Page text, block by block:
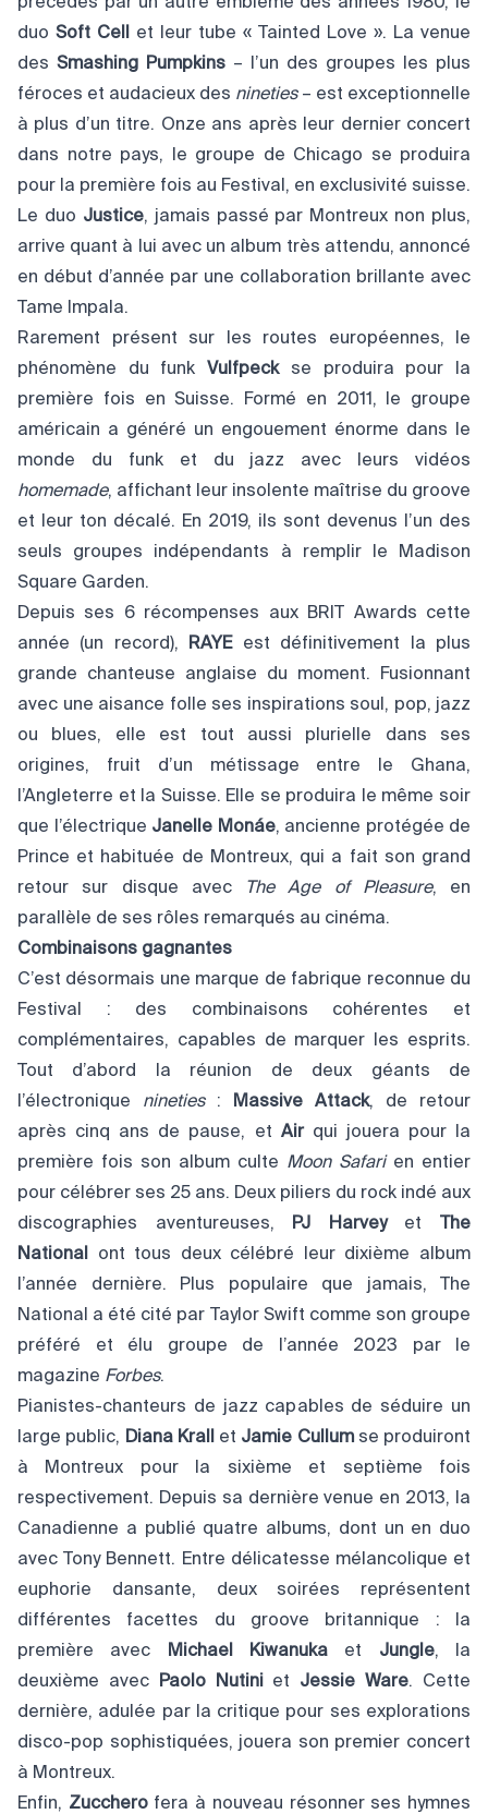
duo Soft Cell et leur tube « Tainted Love ». La venue
des Smashing Pumpkins – l’un des groupes les plus
féroces et audacieux des nineties – est exceptionnelle
à plus d’un titre. Onze ans après leur dernier concert
dans notre pays, le groupe de Chicago se produira
pour la première fois au Festival, en exclusivité suisse.
Le duo Justice, jamais passé par Montreux non plus,
arrive quant à lui avec un album très attendu, annoncé
en début d’année par une collaboration brillante avec
Tame Impala.
Rarement présent sur les routes européennes, le
phénomène du funk Vulfpeck se produira pour la
première fois en Suisse. Formé en 2011, le groupe
américain a généré un engouement énorme dans le
monde du funk et du jazz avec leurs vidéos
homemade, affichant leur insolente maîtrise du groove
et leur ton décalé. En 2019, ils sont devenus l’un des
seuls groupes indépendants à remplir le Madison
Square Garden.
Depuis ses 6 récompenses aux BRIT Awards cette
année (un record),
RAYE est définitivement la plus
grande chanteuse anglaise du moment. Fusionnant
avec une aisance folle ses inspirations soul, pop, jazz
ou blues, elle est tout aussi plurielle dans ses
origines, fruit d’un métissage entre le Ghana,
l’Angleterre et la Suisse. Elle se produira le même soir
que l’électrique Janelle Monáe, ancienne protégée de
Prince et habituée de Montreux, qui a fait son grand
retour sur disque avec
The Age of Pleasure, en
parallèle de ses rôles remarqués au cinéma.
Combinaisons gagnantes
C’est désormais une marque de fabrique reconnue du
Festival : des combinaisons cohérentes et
complémentaires, capables de marquer les esprits.
Tout d’abord la réunion de deux géants de
l’électronique nineties : Massive Attack, de retour
après cinq ans de pause, et Air qui jouera pour la
première fois son album culte Moon Safari en entier
pour célébrer ses 25 ans. Deux piliers du rock indé aux
discographies aventureuses,
PJ Harvey et
The
National ont tous deux célébré leur dixième album
l’année dernière. Plus populaire que jamais, The
National a été cité par Taylor Swift comme son groupe
préféré et élu groupe de l’année 2023 par le
magazine Forbes.
Pianistes-chanteurs de jazz capables de séduire un
large public, Diana Krall et Jamie Cullum se produiront
à Montreux pour la sixième et septième fois
respectivement. Depuis sa dernière venue en 2013, la
Canadienne a publié quatre albums, dont un en duo
avec Tony Bennett. Entre délicatesse mélancolique et
euphorie dansante, deux soirées représentent
différentes facettes du groove britannique : la
première avec
Michael Kiwanuka et Jungle, la
deuxième avec
Paolo Nutini et Jessie Ware. Cette
dernière, adulée par la critique pour ses explorations
disco-pop sophistiquées, jouera son premier concert
à Montreux.
Enfin, Zucchero fera à nouveau résonner ses hymnes